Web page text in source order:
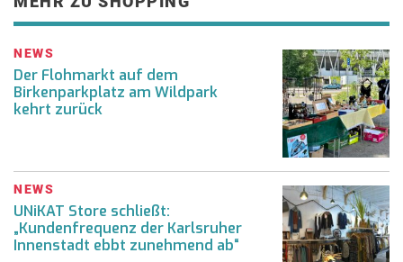
NEWS
Der Flohmarkt auf dem
Birkenparkplatz am Wildpark
kehrt zurück
NEWS
UNiKAT Store schließt:
„Kundenfrequenz der Karlsruher
Innenstadt ebbt zunehmend ab“